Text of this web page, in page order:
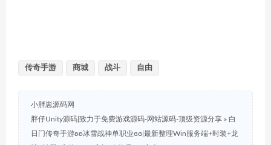
传奇手游 商城 战斗 自由
小胖崽源码网
胖仔Unity源码|致力于免费游戏源码-网站源码-顶级资源分享 » 白
日门传奇手游ʚʚ冰雪战神单职业ɞɞ|最新整理Win服务端+时装+龙